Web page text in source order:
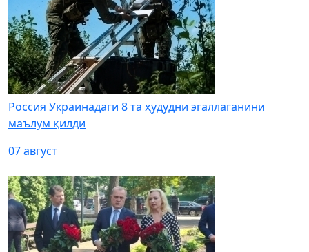
Россия Украинадаги 8 та ҳудудни эгаллаганини
маълум қилди
07 август